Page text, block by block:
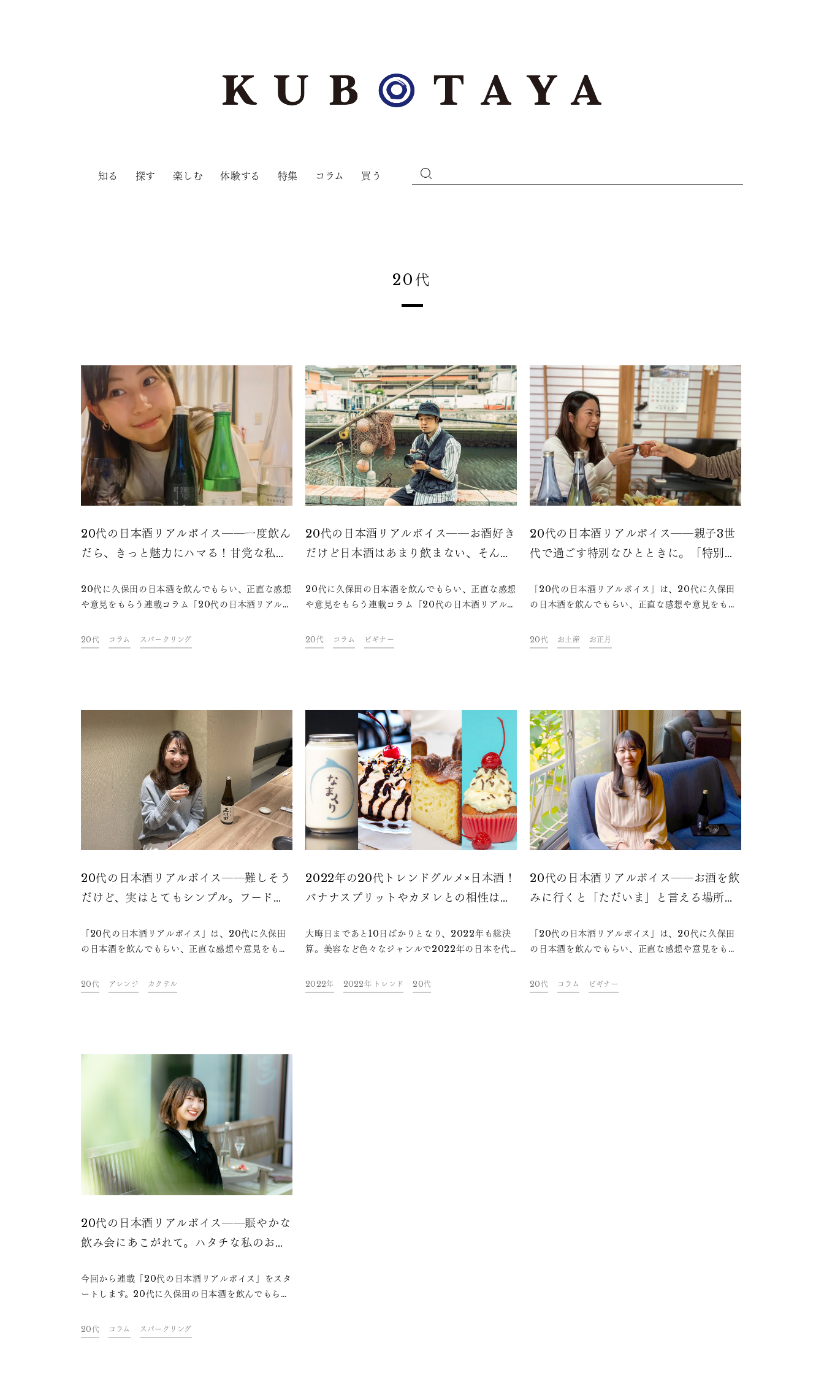
知る 探す 楽しむ 体験する 特集 コラム 買う
20代
20代の日本酒リアルボイス――一度飲ん
だら、きっと魅力にハマる！甘党な私で
20代に久保田の日本酒を飲んでもらい、正直な感想
や意見をもらう連載コラム「20代の日本酒リアルボ
保田 スパークリング」「香里音」「久保田 純米大
吟醸」を飲み比べていただきました。旅好きで、月
うな印象を抱いているのか？口に合う日本酒はある
のか？お話しいただきました。今夜の一杯のお供に
ぜひお楽しみください。
20代 コラム スパークリング
20代の日本酒リアルボイス――お酒好き
だけど日本酒はあまり飲まない、そんな
20代に久保田の日本酒を飲んでもらい、正直な感想
や意見をもらう連載コラム「20代の日本酒リアルボ
（komatsu）さんに「久保田 翠寿」「久保田 碧
寿」を飲んでいただきました。現在20歳の
のハタチはお酒をどのように味わうのか？今夜の一
杯のお供にぜひお楽しみください。
20代 コラム ビギナー
20代の日本酒リアルボイス――親子3世
代で過ごす特別なひとときに。「特別
「20代の日本酒リアルボイス」は、20代に久保田
の日本酒を飲んでもらい、正直な感想や意見をもら
ーの鈴木 春奈さんに「久保田 千寿 純米吟醸」の味
わいの感想や、日本酒を楽しみ始めたきっかけをお
い。
20代 お土産 お正月
20代の日本酒リアルボイス――難しそう
だけど、実はとてもシンプル。フードプ
み方
「20代の日本酒リアルボイス」は、20代に久保田
の日本酒を飲んでもらい、正直な感想や意見をもら
坂 麻友美（みーる）さんに「久保田 千寿」を飲ん
だ感想や日本酒を楽しみ始めたきっかけについて書
の一杯のお供にぜひお楽しみください。
20代 アレンジ カクテル
2022年の20代トレンドグルメ×日本酒！
バナナスプリットやカヌレとの相性はい
大晦日まであと10日ばかりとなり、2022年も総決
算。美容など色々なジャンルで2022年の日本を代
は、2022年に20代の間でトレンドとなったグルメ
と、日本の食文化の代表である日本酒のペアリング
2022年 2022年 トレンド 20代
20代の日本酒リアルボイス――お酒を飲
みに行くと「ただいま」と言える場所が
「20代の日本酒リアルボイス」は、20代に久保田
の日本酒を飲んでもらい、正直な感想や意見をもら
みずき）さんにインタビューをしました。まだお酒
自体に触れ始めたばかりの世代が、日本酒をどう捉
20代 コラム ビギナー
20代の日本酒リアルボイス――賑やかな
飲み会にあこがれて。ハタチな私のお酒
今回から連載「20代の日本酒リアルボイス」をスタ
ートします。20代に久保田の日本酒を飲んでもら
体に触れ始めたばかりの世代が日本酒をどう捉えて
いるのか、今夜の一杯のお供にぜひお楽しみくださ
20代 コラム スパークリング